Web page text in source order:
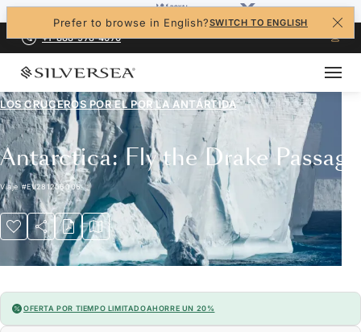
Prefer to browse in English?SWITCH TO ENGLISH
+1-888-978-4070
LOS CRUCEROS POR ELPOR LA ANTÁRTIDA
Antarctica: Fly the Drake Passage
Viaje #EV281206006
OFERTA POR TIEMPO LIMITADOAHORRE UN 20%